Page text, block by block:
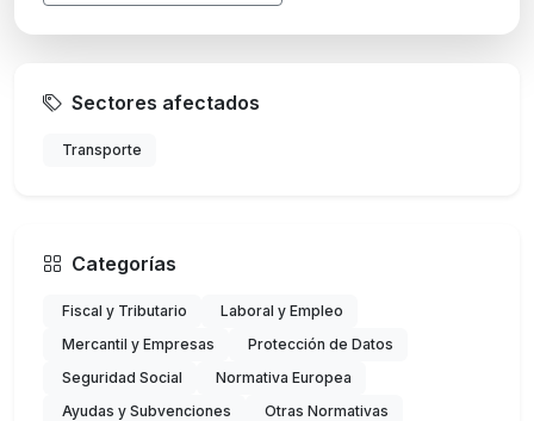
Sectores afectados
Transporte
Categorías
Fiscal y Tributario
Laboral y Empleo
Mercantil y Empresas
Protección de Datos
Seguridad Social
Normativa Europea
Ayudas y Subvenciones
Otras Normativas